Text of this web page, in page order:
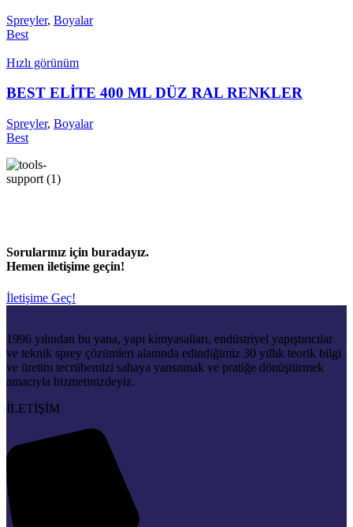
Spreyler, Boyalar
Best
Hızlı görünüm
BEST ELİTE 400 ML DÜZ RAL RENKLER
Spreyler, Boyalar
Best
Sorularınız için buradayız.
Hemen iletişime geçin!
İletişime Geç!
1996 yılından bu yana, yapı kimyasalları, endüstriyel yapıştırıcılar
ve teknik sprey çözümleri alanında edindiğimiz 30 yıllık teorik bilgi
ve üretim tecrübemizi sahaya yansıtmak ve pratiğe dönüştürmek
amacıyla hizmetinizdeyiz.
İLETİŞİM